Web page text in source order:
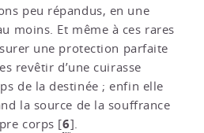
peu répandus, en une
moins. Et même à ces rares
une protection parfaite
revêtir d’une cuirasse
de la destinée ; enfin elle
la source de la souffrance
corps [6]